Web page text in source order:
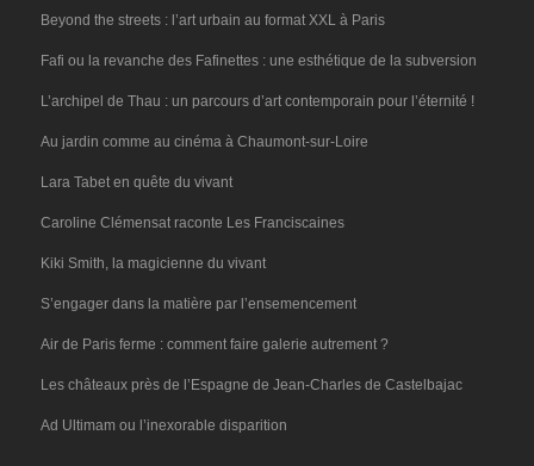
Beyond the streets : l’art urbain au format XXL à Paris
Fafi ou la revanche des Fafinettes : une esthétique de la subversion
L’archipel de Thau : un parcours d’art contemporain pour l’éternité !
Au jardin comme au cinéma à Chaumont-sur-Loire
Lara Tabet en quête du vivant
Caroline Clémensat raconte Les Franciscaines
Kiki Smith, la magicienne du vivant
S’engager dans la matière par l’ensemencement
Air de Paris ferme : comment faire galerie autrement ?
Les châteaux près de l’Espagne de Jean-Charles de Castelbajac
Ad Ultimam ou l’inexorable disparition